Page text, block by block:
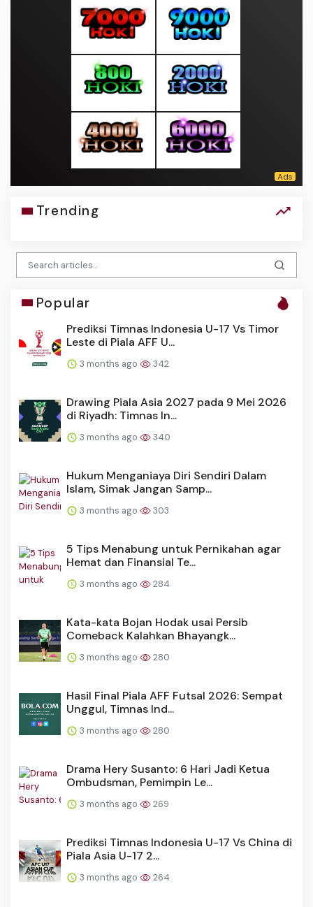
Trending
Popular
Prediksi Timnas Indonesia U-17 Vs Timor
Leste di Piala AFF U...
3 months ago 342
Drawing Piala Asia 2027 pada 9 Mei 2026
di Riyadh: Timnas In...
3 months ago 340
Hukum Menganiaya Diri Sendiri Dalam
Islam, Simak Jangan Samp...
3 months ago 303
5 Tips Menabung untuk Pernikahan agar
Hemat dan Finansial Te...
3 months ago 284
Kata-kata Bojan Hodak usai Persib
Comeback Kalahkan Bhayangk...
3 months ago 280
Hasil Final Piala AFF Futsal 2026: Sempat
Unggul, Timnas Ind...
3 months ago 280
Drama Hery Susanto: 6 Hari Jadi Ketua
Ombudsman, Pemimpin Le...
3 months ago 269
Prediksi Timnas Indonesia U-17 Vs China di
Piala Asia U-17 2...
3 months ago 264